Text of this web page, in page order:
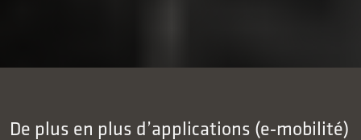
De plus en plus d’applications (e‑mobilité)